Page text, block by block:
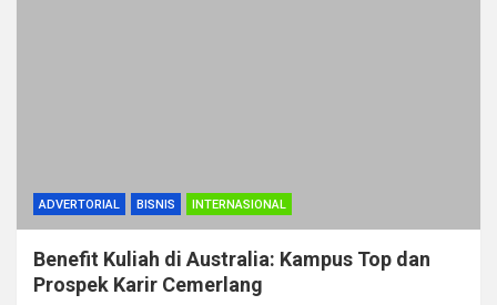
ADVERTORIAL BISNIS INTERNASIONAL
Benefit Kuliah di Australia: Kampus Top dan
Prospek Karir Cemerlang